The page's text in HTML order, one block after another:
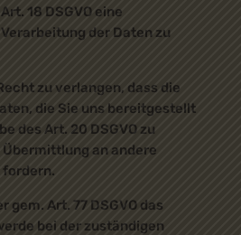
18 DSGVO eine
der Daten zu
zu verlangen, dass die
die Sie uns bereitgestellt
des Art. 20 DSGVO zu
an andere
gem. Art. 77 DSGVO das
bei der zuständigen